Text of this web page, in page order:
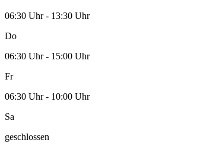
06:30 Uhr - 13:30 Uhr
Do
06:30 Uhr - 15:00 Uhr
Fr
06:30 Uhr - 10:00 Uhr
Sa
geschlossen